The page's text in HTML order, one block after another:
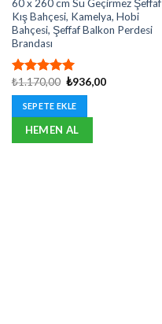
60 x 260 cm Su Geçirmez Şeffaf
Kış Bahçesi, Kamelya, Hobi
Bahçesi, Şeffaf Balkon Perdesi
Brandası
5 üzerinden
5.00oy
aldı
₺1.170,00 Orijinal
₺1.170,00.
₺936,00Şu
SEPETE EKLE
HEMEN AL